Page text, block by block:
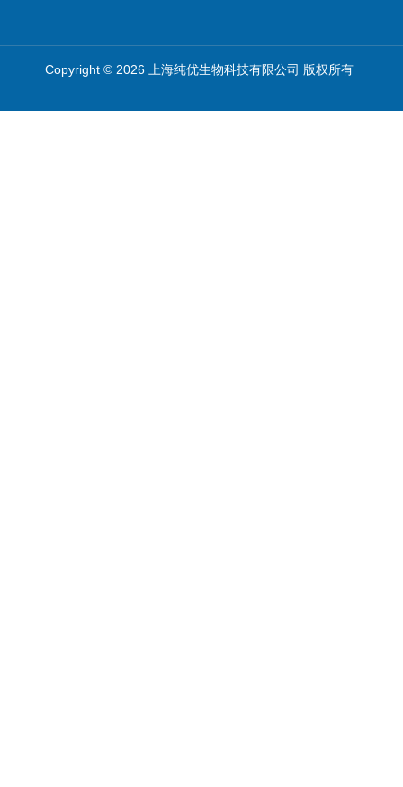
Copyright © 2026 上海纯优生物科技有限公司 版权所有